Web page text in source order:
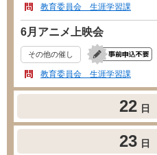
教育委員会 生涯学習課
6月アニメ上映会
その他の催し
教育委員会 生涯学習課
22 日
23 日